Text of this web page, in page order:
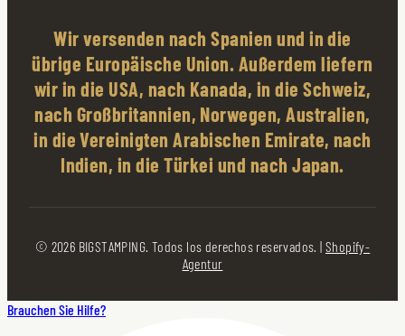
Wir versenden nach Spanien und in die
übrige Europäische Union. Außerdem liefern
wir in die USA, nach Kanada, in die Schweiz,
nach Großbritannien, Norwegen, Australien,
in die Vereinigten Arabischen Emirate, nach
Indien, in die Türkei und nach Japan.
© 2026 BIGSTAMPING. Todos los derechos reservados. | Shopify-
Agentur
Brauchen Sie Hilfe?